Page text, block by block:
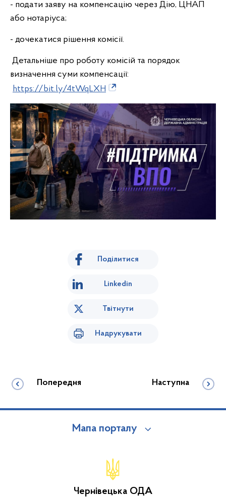
- подати заяву на компенсацію через Дію, ЦНАП
або нотаріуса;
- дочекатися рішення комісії.
Детальніше про роботу комісій та порядок
визначення суми компенсації:
https://bit.ly/4tWqLXH
Поділитися
Linkedin
Твітнути
Надрукувати
Попередня Наступна
Мапа порталу
Чернівецька ОДА